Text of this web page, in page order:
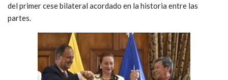
del primer cese bilateral acordado en la historia entre las
partes.